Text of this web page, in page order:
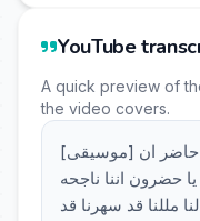
YouTube
A quick preview of
the video covers.
[موسيقى] ناجحون ناجح اننا جنون اسمعوا يا حاضر ان
حضرون اننا ناجحه
مللنا قد سهرنا قد